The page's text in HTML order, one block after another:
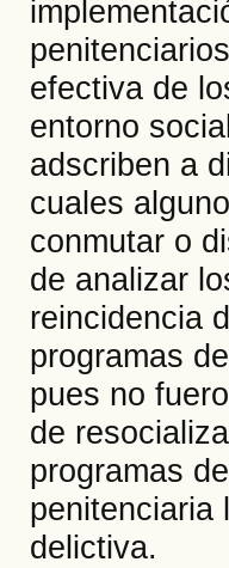
efectiva de
entorno
adscriben a
cuales
conmutar o
de analizar
reincidencia
programas
pues no
de
programas
penitenciaria
delictiva.